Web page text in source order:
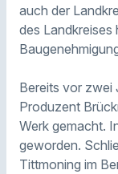
auch der
des Landkreises
Bereits vor zwei
Produzent
Werk gemacht.
geworden.
Tittmoning im